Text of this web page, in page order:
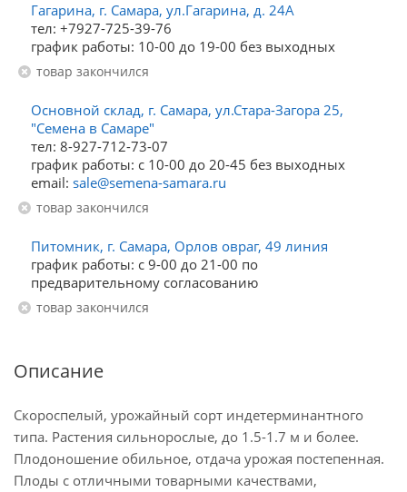
Гагарина, г. Самара, ул.Гагарина, д. 24А
тел: +7927-725-39-76
график работы: 10-00 до 19-00 без выходных
Товар закончился
Основной склад, г. Самара, ул.Стара-Загора 25,
"Семена в Самаре"
тел: 8-927-712-73-07
график работы: с 10-00 до 20-45 без выходных
email: sale@semena-samara.ru
Товар закончился
Питомник, г. Самара, Орлов овраг, 49 линия
график работы: с 9-00 до 21-00 по
предварительному согласованию
Товар закончился
Описание
Скороспелый, урожайный сорт индетерминантного
типа. Растения сильнорослые, до 1.5-1.7 м и более.
Плодоношение обильное, отдача урожая постепенная.
Плоды с отличными товарными качествами,